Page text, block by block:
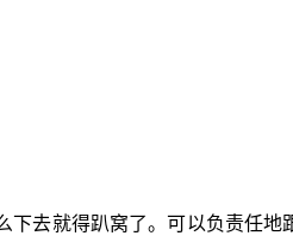
去就得趴窝了。可以负责任